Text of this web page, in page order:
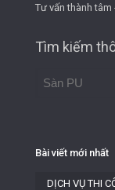
Tư vấn thành tâm
Tìm kiếm
Bài viết mới nhất
DỊCH VỤ THI